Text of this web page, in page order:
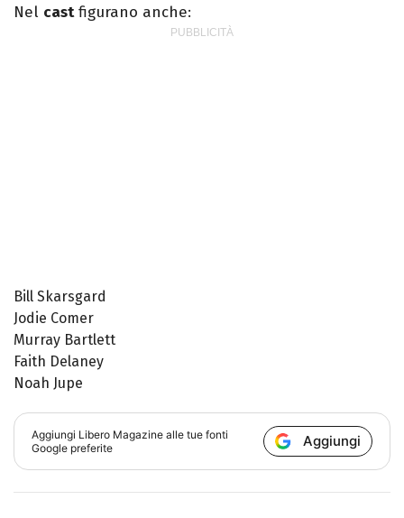
Nel castfigurano anche:
Bill Skarsgard
Jodie Comer
Murray Bartlett
Faith Delaney
Noah Jupe
Aggiungi Libero Magazine alle tue fonti
Google preferite
Aggiungi